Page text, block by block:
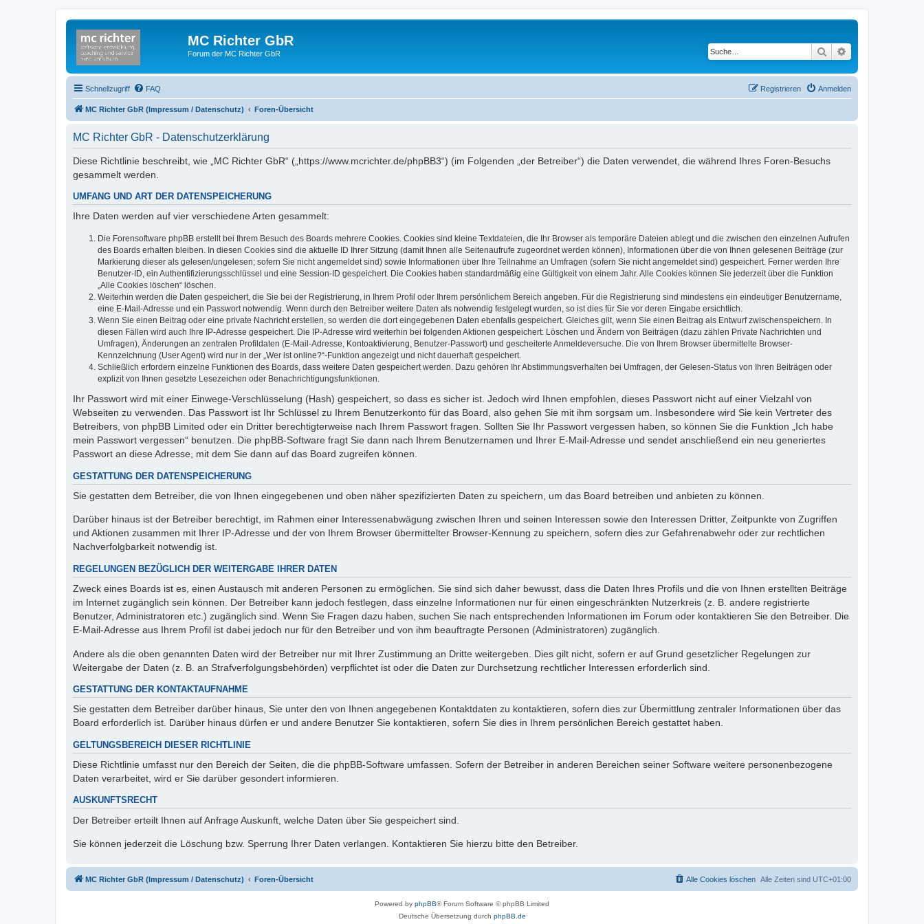
MC Richter GbR
Forum der MC Richter GbR Suche
Schnellzugriff FAQ Anmelden
Registrieren
MC Richter GbR (Impressum / Datenschutz) Foren-Übersicht
MC Richter GbR - Datenschutzerklärung
Diese Richtlinie beschreibt, wie „MC Richter GbR“ („https://www.mcrichter.de/phpBB3“) (im Folgenden „der Betreiber“) die Daten verwendet, die während Ihres Foren-Besuchs
gesammelt werden.
UMFANG UND ART DER DATENSPEICHERUNG
Ihre Daten werden auf vier verschiedene Arten gesammelt:
Die Forensoftware phpBB erstellt bei Ihrem Besuch des Boards mehrere Cookies. Cookies sind kleine Textdateien, die Ihr Browser als temporäre Dateien ablegt und die zwischen den einzelnen Aufrufen
des Boards erhalten bleiben. In diesen Cookies sind die aktuelle ID Ihrer Sitzung (damit Ihnen alle Seitenaufrufe zugeordnet werden können), Informationen über die von Ihnen gelesenen Beiträge (zur
Markierung dieser als gelesen/ungelesen; sofern Sie nicht angemeldet sind) sowie Informationen über Ihre Teilnahme an Umfragen (sofern Sie nicht angemeldet sind) gespeichert. Ferner werden Ihre
Benutzer-ID, ein Authentifizierungsschlüssel und eine Session-ID gespeichert. Die Cookies haben standardmäßig eine Gültigkeit von einem Jahr. Alle Cookies können Sie jederzeit über die Funktion
„Alle Cookies löschen“ löschen.
Weiterhin werden die Daten gespeichert, die Sie bei der Registrierung, in Ihrem Profil oder Ihrem persönlichem Bereich angeben. Für die Registrierung sind mindestens ein eindeutiger Benutzername,
eine E-Mail-Adresse und ein Passwort notwendig. Wenn durch den Betreiber weitere Daten als notwendig festgelegt wurden, so ist dies für Sie vor deren Eingabe ersichtlich.
Wenn Sie einen Beitrag oder eine private Nachricht erstellen, so werden die dort eingegebenen Daten ebenfalls gespeichert. Gleiches gilt, wenn Sie einen Beitrag als Entwurf zwischenspeichern. In
diesen Fällen wird auch Ihre IP-Adresse gespeichert. Die IP-Adresse wird weiterhin bei folgenden Aktionen gespeichert: Löschen und Ändern von Beiträgen (dazu zählen Private Nachrichten und
Umfragen), Änderungen an zentralen Profildaten (E-Mail-Adresse, Kontoaktivierung, Benutzer-Passwort) und gescheiterte Anmeldeversuche. Die von Ihrem Browser übermittelte Browser-
Kennzeichnung (User Agent) wird nur in der „Wer ist online?“-Funktion angezeigt und nicht dauerhaft gespeichert.
Schließlich erfordern einzelne Funktionen des Boards, dass weitere Daten gespeichert werden. Dazu gehören Ihr Abstimmungsverhalten bei Umfragen, der Gelesen-Status von Ihren Beiträgen oder
explizit von Ihnen gesetzte Lesezeichen oder Benachrichtigungsfunktionen.
Ihr Passwort wird mit einer Einwege-Verschlüsselung (Hash) gespeichert, so dass es sicher ist. Jedoch wird Ihnen empfohlen, dieses Passwort nicht auf einer Vielzahl von
Webseiten zu verwenden. Das Passwort ist Ihr Schlüssel zu Ihrem Benutzerkonto für das Board, also gehen Sie mit ihm sorgsam um. Insbesondere wird Sie kein Vertreter des
Betreibers, von phpBB Limited oder ein Dritter berechtigterweise nach Ihrem Passwort fragen. Sollten Sie Ihr Passwort vergessen haben, so können Sie die Funktion „Ich habe
mein Passwort vergessen“ benutzen. Die phpBB-Software fragt Sie dann nach Ihrem Benutzernamen und Ihrer E-Mail-Adresse und sendet anschließend ein neu generiertes
Passwort an diese Adresse, mit dem Sie dann auf das Board zugreifen können.
GESTATTUNG DER DATENSPEICHERUNG
Sie gestatten dem Betreiber, die von Ihnen eingegebenen und oben näher spezifizierten Daten zu speichern, um das Board betreiben und anbieten zu können.
Darüber hinaus ist der Betreiber berechtigt, im Rahmen einer Interessenabwägung zwischen Ihren und seinen Interessen sowie den Interessen Dritter, Zeitpunkte von Zugriffen
und Aktionen zusammen mit Ihrer IP-Adresse und der von Ihrem Browser übermittelter Browser-Kennung zu speichern, sofern dies zur Gefahrenabwehr oder zur rechtlichen
Nachverfolgbarkeit notwendig ist.
REGELUNGEN BEZÜGLICH DER WEITERGABE IHRER DATEN
Zweck eines Boards ist es, einen Austausch mit anderen Personen zu ermöglichen. Sie sind sich daher bewusst, dass die Daten Ihres Profils und die von Ihnen erstellten Beiträge
im Internet zugänglich sein können. Der Betreiber kann jedoch festlegen, dass einzelne Informationen nur für einen eingeschränkten Nutzerkreis (z. B. andere registrierte
Benutzer, Administratoren etc.) zugänglich sind. Wenn Sie Fragen dazu haben, suchen Sie nach entsprechenden Informationen im Forum oder kontaktieren Sie den Betreiber. Die
E-Mail-Adresse aus Ihrem Profil ist dabei jedoch nur für den Betreiber und von ihm beauftragte Personen (Administratoren) zugänglich.
Andere als die oben genannten Daten wird der Betreiber nur mit Ihrer Zustimmung an Dritte weitergeben. Dies gilt nicht, sofern er auf Grund gesetzlicher Regelungen zur
Weitergabe der Daten (z. B. an Strafverfolgungsbehörden) verpflichtet ist oder die Daten zur Durchsetzung rechtlicher Interessen erforderlich sind.
GESTATTUNG DER KONTAKTAUFNAHME
Sie gestatten dem Betreiber darüber hinaus, Sie unter den von Ihnen angegebenen Kontaktdaten zu kontaktieren, sofern dies zur Übermittlung zentraler Informationen über das
Board erforderlich ist. Darüber hinaus dürfen er und andere Benutzer Sie kontaktieren, sofern Sie dies in Ihrem persönlichen Bereich gestattet haben.
GELTUNGSBEREICH DIESER RICHTLINIE
Diese Richtlinie umfasst nur den Bereich der Seiten, die die phpBB-Software umfassen. Sofern der Betreiber in anderen Bereichen seiner Software weitere personenbezogene
Daten verarbeitet, wird er Sie darüber gesondert informieren.
AUSKUNFTSRECHT
Der Betreiber erteilt Ihnen auf Anfrage Auskunft, welche Daten über Sie gespeichert sind.
Sie können jederzeit die Löschung bzw. Sperrung Ihrer Daten verlangen. Kontaktieren Sie hierzu bitte den Betreiber.
MC Richter GbR (Impressum / Datenschutz) Foren-Übersicht Alle Zeiten sind UTC+01:00
Alle Cookies löschen
Powered by phpBB® Forum Software © phpBB Limited
Deutsche Übersetzung durch phpBB.de